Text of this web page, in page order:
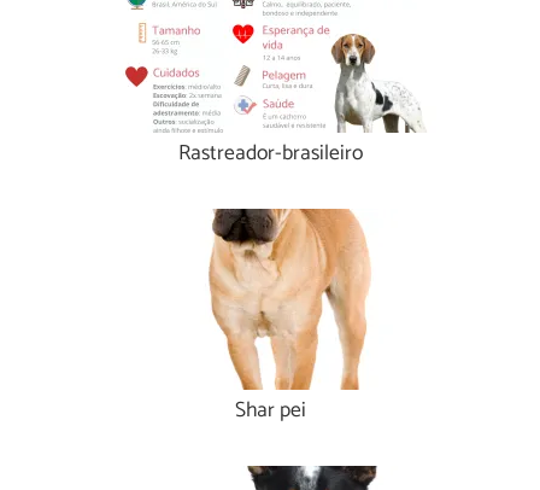
Rastreador-brasileiro
Shar pei